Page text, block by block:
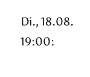
Di., 18.08.
19:00: